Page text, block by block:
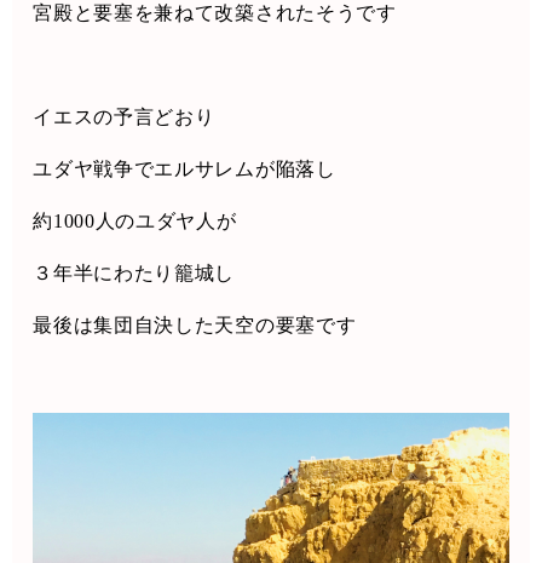
宮殿と要塞を兼ねて改築されたそうです
イエスの予言どおり
ユダヤ戦争でエルサレムが陥落し
約1000 人のユダヤ人が
３年半にわたり籠城し
最後は集団自決した天空の要塞です